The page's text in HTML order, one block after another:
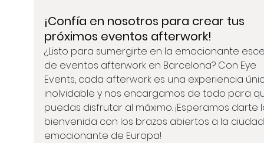
¡Confía en nosotros para crear tus
próximos eventos afterwork!
¿Listo para sumergirte en la emocionante
de eventos afterwork en Barcelona? Con Eye
Events, cada afterwork es una experiencia
inolvidable y nos encargamos de todo para
puedas disfrutar al máximo. ¡Esperamos darte
bienvenida con los brazos abiertos a la
emocionante de Europa!